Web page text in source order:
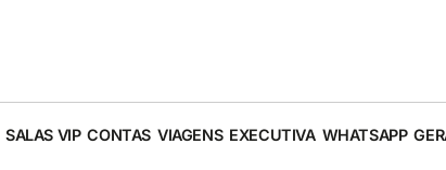
SALAS VIP CONTAS VIAGENS EXECUTIVA WHATSAPP